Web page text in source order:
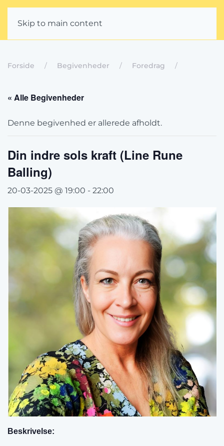
Skip to main content
Forside Begivenheder Foredrag
« Alle Begivenheder
Denne begivenhed er allerede afholdt.
Din indre sols kraft (Line Rune
Balling)
20-03-2025 @ 19:00 - 22:00
Beskrivelse: